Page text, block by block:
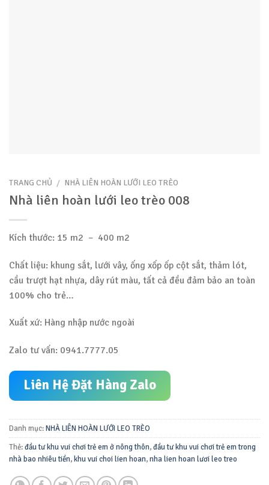
TRANG CHỦ / NHÀ LIÊN HOÀN LƯỚI LEO TRÈO
Nhà liên hoàn lưới leo trèo 008
Kích thước: 15 m2 – 400 m2
Chất liệu: khung sắt, lưới vây, ống xốp ốp cột sắt, thảm lót,
cầu trượt hạt nhựa, dây rút màu, tất cả đều đảm bảo an toàn
100% cho trẻ…
Xuất xứ: Hàng nhập nước ngoài
Zalo tư vấn: 0941.7777.05
Liên Hệ Đặt Hàng Zalo
Danh mục:NHÀ LIÊN HOÀN LƯỚI LEO TRÈO
Thẻ:đầu tư khu vui chơi trẻ em ở nông thôn,đầu tư khu vui chơi trẻ em trong
nhà bao nhiêu tiền, khu vui choi lien hoan,nha lien hoan lươi leo treo